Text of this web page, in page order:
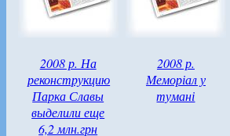
2008 р. На
реконструкцию
Парка Славы
выделили еще
6,2 млн.грн
2008 р.
Меморіал у
тумані